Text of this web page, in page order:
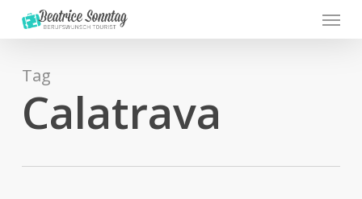
content
Menu
Tag
Calatrava